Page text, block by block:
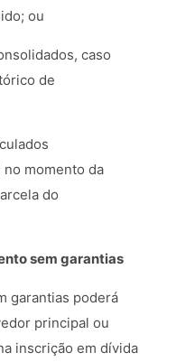
ou
caso
de
no momento da
do
sem garantias
garantias poderá
principal ou
inscrição em dívida